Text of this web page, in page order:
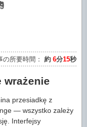
の所要時間： 約 6分15秒
wrażenie
przesiadkę z
— wszystko zależy
Interfejsy